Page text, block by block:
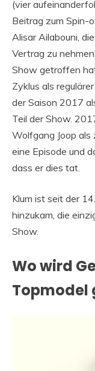
(vier
Beitrag zum Spin-
Alisar Ailabouni,
Vertrag zu
Show getroffen
Zyklus als
der Saison 2017
Teil der Show.
Wolfgang Joop als
eine Episode und
dass er dies tat.
Klum ist seit der
hinzukam, die
Show.
Wo wird
Topmodel